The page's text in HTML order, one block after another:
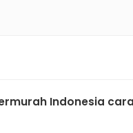
Indonesia cara